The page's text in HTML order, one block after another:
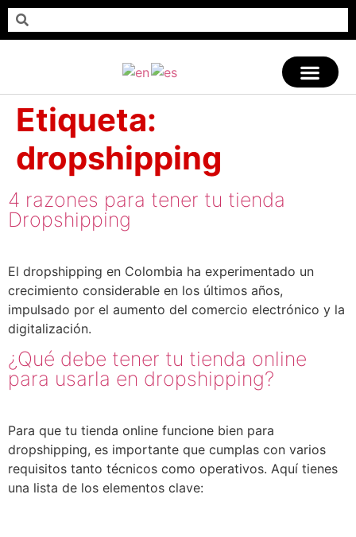
Etiqueta:
dropshipping
4 razones para tener tu tienda
Dropshipping
El dropshipping en Colombia ha experimentado un
crecimiento considerable en los últimos años,
impulsado por el aumento del comercio electrónico y la
digitalización.
¿Qué debe tener tu tienda online
para usarla en dropshipping?
Para que tu tienda online funcione bien para
dropshipping, es importante que cumplas con varios
requisitos tanto técnicos como operativos. Aquí tienes
una lista de los elementos clave: